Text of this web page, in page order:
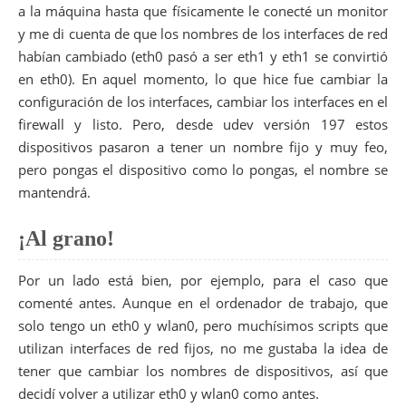
a la máquina hasta que físicamente le conecté un monitor
y me di cuenta de que los nombres de los interfaces de red
habían cambiado (eth0 pasó a ser eth1 y eth1 se convirtió
en eth0). En aquel momento, lo que hice fue cambiar la
configuración de los interfaces, cambiar los interfaces en el
firewall y listo. Pero, desde udev versión 197 estos
dispositivos pasaron a tener un nombre fijo y muy feo,
pero pongas el dispositivo como lo pongas, el nombre se
mantendrá.
¡Al grano!
Por un lado está bien, por ejemplo, para el caso que
comenté antes. Aunque en el ordenador de trabajo, que
solo tengo un eth0 y wlan0, pero muchísimos scripts que
utilizan interfaces de red fijos, no me gustaba la idea de
tener que cambiar los nombres de dispositivos, así que
decidí volver a utilizar eth0 y wlan0 como antes.